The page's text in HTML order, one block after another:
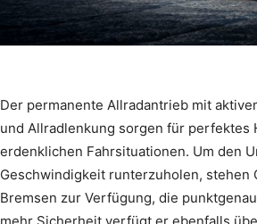
Der permanente Allradantrieb mit
und Allradlenkung sorgen für perfektes
erdenklichen Fahrsituationen. Um den
Geschwindigkeit runterzuholen, stehen
Bremsen zur Verfügung, die